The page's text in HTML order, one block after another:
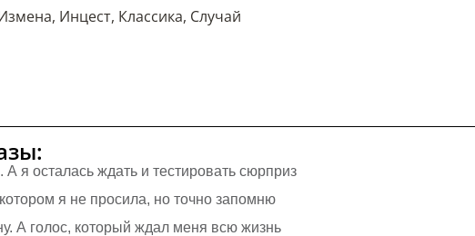
, Инцест, Классика, Случай
я осталась ждать и тестировать сюрприз
я не просила, но точно запомню
А голос, который ждал меня всю жизнь